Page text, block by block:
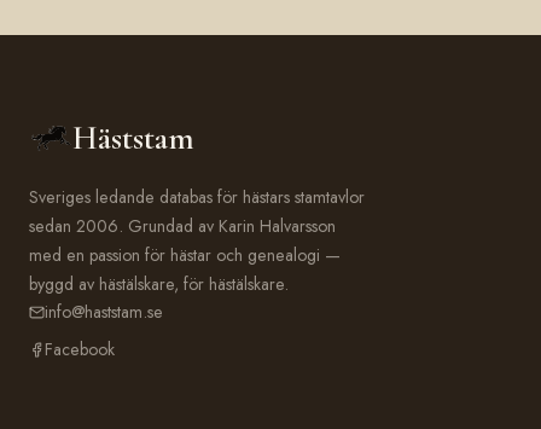
Häststam
Sveriges ledande databas för hästars stamtavlor
sedan 2006. Grundad av Karin Halvarsson
med en passion för hästar och genealogi —
byggd av hästälskare, för hästälskare.
info@haststam.se
Facebook